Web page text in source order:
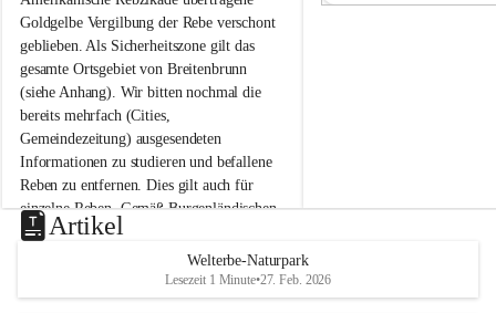
n
b
r
u
n
n
a
m
N
e
u
s
d
Goldgelbe Vergilbung der Rebe verschont
geblieben. Als Sicherheitszone gilt das
gesamte Ortsgebiet von Breitenbrunn
(siehe Anhang). Wir bitten nochmal die
bereits mehrfach (Cities,
Gemeindezeitung) ausgesendeten
Informationen zu studieren und befallene
Reben zu entfernen. Dies gilt auch für
einzelne Reben. Gemäß Burgenländischen
Weinbaugesetz sind nicht gepflegte oder
unzulässige Weingärten zu roden! Bitte
helfen wir zusammen um unsere Winzer
vor den prognostizierten Ernteausfällen
u
e
d
Artikel
Welterbe-Naturpark
Lesezeit 1 Minute•27. Feb. 2026